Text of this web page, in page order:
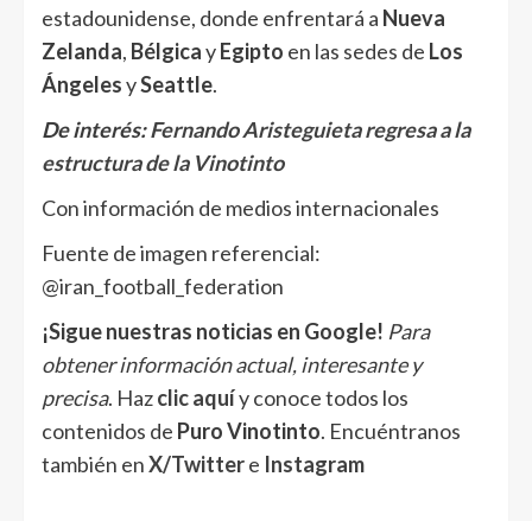
estadounidense, donde enfrentará a Nueva
Zelanda, BélgicayEgipto en las sedes de Los
ÁngelesySeattle.
De interés:Fernando Aristeguieta regresa a la
estructura de la Vinotinto
Con información de medios internacionales
Fuente de imagen referencial:
@iran_football_federation
¡Sigue nuestras noticias en Google! Para
obtener información actual, interesante y
precisa. Hazclic aquíy conoce todos los
contenidos de Puro Vinotinto. Encuéntranos
también enX/Twittere Instagram